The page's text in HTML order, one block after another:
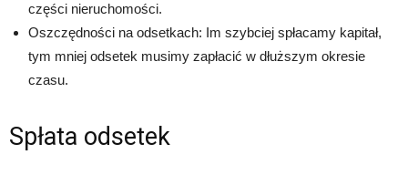
części nieruchomości.
Oszczędności na odsetkach: Im szybciej spłacamy kapitał,
tym mniej odsetek musimy zapłacić w dłuższym okresie
czasu.
Spłata odsetek